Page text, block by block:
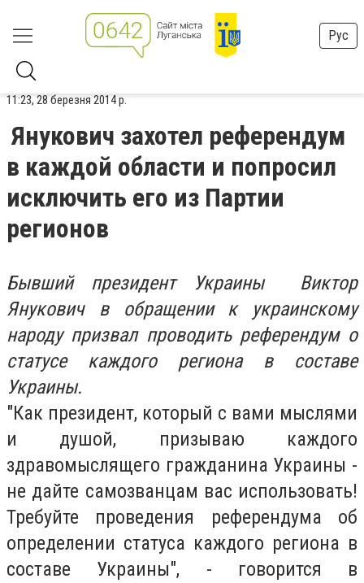
Рус
11:23, 28 березня 2014 р.
Янукович захотел референдум
в каждой области и попросил
исключить его из Партии
регионов
Бывший президент Украины Виктор
Янукович в обращении к украинскому
народу призвал проводить референдум о
статусе каждого региона в составе
Украины.
"Как президент, который с вами мыслями
и душой, призываю каждого
здравомыслящего гражданина Украины -
не дайте самозванцам вас использовать!
Требуйте проведения референдума об
определении статуса каждого региона в
составе Украины", - говорится в